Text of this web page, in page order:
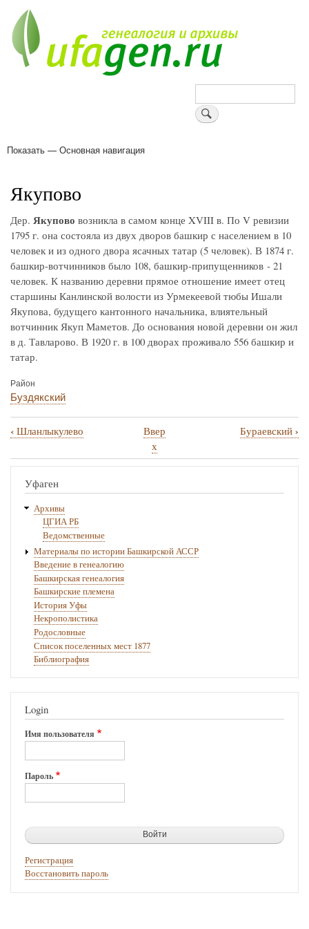
основному
содержанию
Поиск
Основная
Показать — Основная навигация
Якупово
Дер. Якупово возникла в самом конце XVIII в. По V ревизии
1795 г. она состояла из двух дворов башкир с населением в 10
человек и из одного двора ясачных татар (5 человек). В 1874 г.
башкир-вотчинников было 108, башкир-припущенников - 21
человек. К названию деревни прямое отношение имеет отец
старшины Канлинской волости из Урмекеевой тюбы Ишали
Якупова, будущего кантонного начальника, влиятельный
вотчинник Якуп Маметов. До основания новой деревни он жил
в д. Тавларово. В 1920 г. в 100 дворах проживало 556 башкир и
татар.
Район
Буздякский
Перекрёстные
ссылки
книги
для
Якупово
‹ Шланлыкулево
Ввер
х
Бураевский ›
Уфаген
Архивы
ЦГИА РБ
Ведомственные
Материалы по истории Башкирской АССР
Введение в генеалогию
Башкирская генеалогия
Башкирские племена
История Уфы
Некрополистика
Родословные
Список поселенных мест 1877
Библиография
Login
Имя пользователя
Пароль
Регистрация
Восстановить пароль